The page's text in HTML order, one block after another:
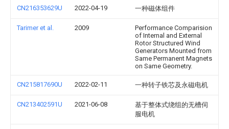
CN216353629U 2022-04-19 一种磁体组件
Tarimer et al. 2009
Performance Comparision
of Internal and External
Rotor Structured Wind
Generators Mounted from
Same Permanent Magnets
on Same Geometry.
CN215817690U 2022-02-11 一种转子铁芯及永磁电机
CN213402591U 2021-06-08
基于整体式绕组的无槽伺
服电机